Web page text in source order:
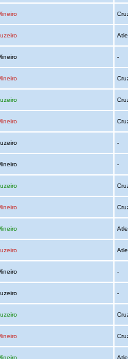
-
-
-
-
-